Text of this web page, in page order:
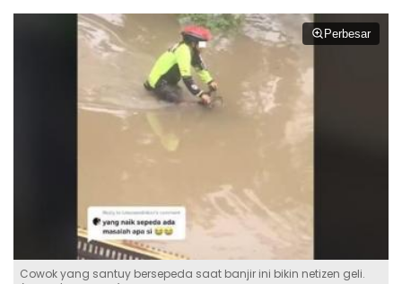
Perbesar
Cowok yang santuy bersepeda saat banjir ini bikin netizen geli.